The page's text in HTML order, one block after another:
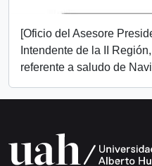
[Oficio del Asesore
Intendente de la II
referente a saludo de